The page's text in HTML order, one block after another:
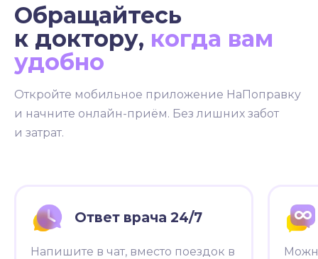
Обращайтесь
к доктору, когда вам
удобно
Откройте мобильное приложение НаПоправку
и начните онлайн-приём. Без лишних забот
и затрат.
Ответ врача 24/7
Напишите в чат, вместо поездок в